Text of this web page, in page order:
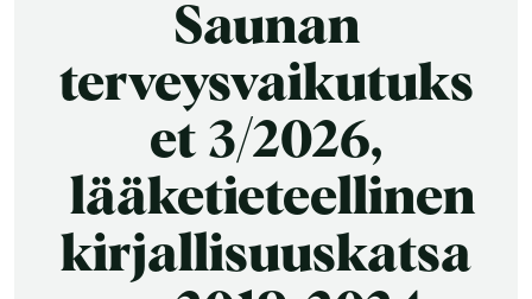
JÄSENSIVUT
Saunan
terveysvaikutuks
et 3/2026,
lääketieteellinen
kirjallisuuskatsa